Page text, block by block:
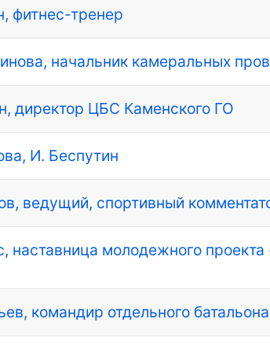
фитнес-тренер
начальник камеральных
директор ЦБС Каменского ГО
И. Беспутин
ведущий, спортивный
наставница молодежного проекта
командир отдельного